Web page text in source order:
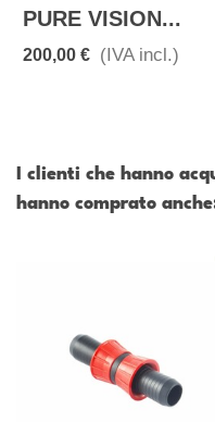
PURE VISION...
200,00 € (IVA incl.)
I clienti che hanno
hanno comprato